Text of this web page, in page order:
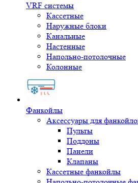
VRF системы
Кассетные
Наружные блоки
Канальные
Настенные
Напольно-потолочные
Колонные
Фанкойлы
Аксессуары для
Пульты
Поддоны
Панели
Клапаны
Кассетные фанкойлы